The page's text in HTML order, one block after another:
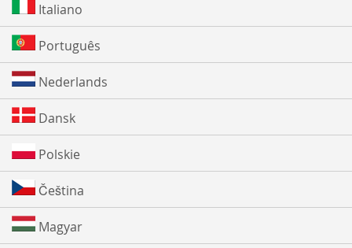
Italiano
Português
Nederlands
Dansk
Polskie
Čeština
Magyar